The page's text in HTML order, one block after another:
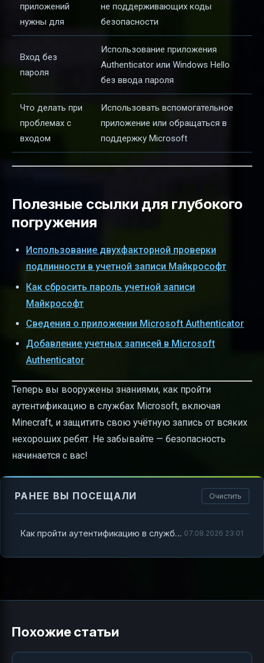
приложений
нужны для
не поддерживающих коды
безопасности
Вход без
пароля
Использование приложения
Authenticator или Windows Hello
без ввода пароля
Что делать при
проблемах с
входом
Использовать вспомогательное
приложение или обращаться в
поддержку Microsoft
Полезные ссылки для глубокого
погружения
Использование двухфакторной проверки
подлинности в учетной записи Майкрософт
Как сбросить пароль учетной записи
Майкрософт
Сведения о приложении Microsoft Authenticator
Добавление учетных записей в Microsoft
Authenticator
Теперь вы вооружены знаниями, как пройти
аутентификацию в службах Microsoft, включая
Minecraft, и защитить свою учётную запись от всяких
нехороших ребят. Не забывайте — безопасность
начинается с вас!
РАНЕЕ ВЫ ПОСЕЩАЛИ Очистить
Как пройти аутентификацию в службах Microsoft Minecraft и не сойти с ума 07.08.2026 23:01
Похожие статьи